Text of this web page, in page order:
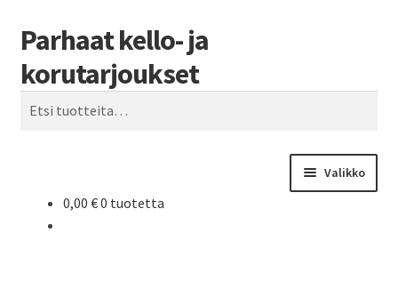
Siirry
navigointiin
Siirry
sisältöön
Parhaat kello- ja
korutarjoukset
Haku
Valikko
0,00 €0 tuotetta